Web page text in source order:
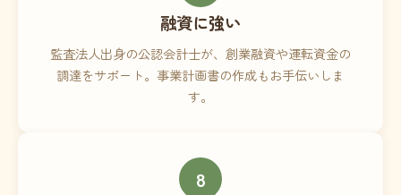
融資に強い
監査法人出身の公認会計士が、創業融資や運転資金の
調達をサポート。事業計画書の作成もお手伝いしま
す。
8